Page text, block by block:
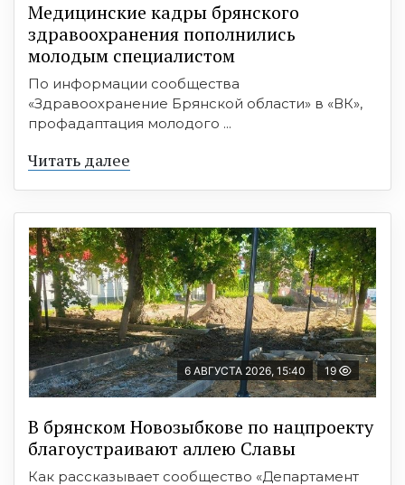
Медицинские кадры брянского
здравоохранения пополнились
молодым специалистом
По информации сообщества
«Здравоохранение Брянской области» в «ВК»,
профадаптация молодого ...
Читать далее
6 АВГУСТА 2026, 15:40 19
В брянском Новозыбкове по нацпроекту
благоустраивают аллею Славы
Как рассказывает сообщество «Департамент